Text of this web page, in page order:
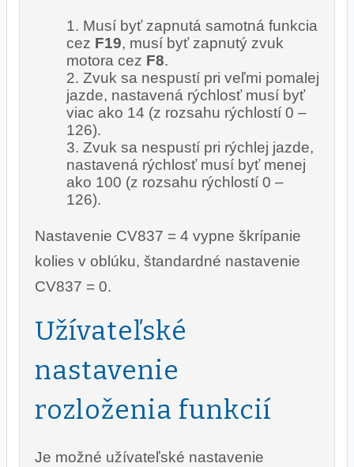
Musí byť zapnutá samotná funkcia
cez F19, musí byť zapnutý zvuk
motora cez F8.
Zvuk sa nespustí pri veľmi pomalej
jazde, nastavená rýchlosť musí byť
viac ako 14 (z rozsahu rýchlostí 0 –
126).
Zvuk sa nespustí pri rýchlej jazde,
nastavená rýchlosť musí byť menej
ako 100 (z rozsahu rýchlostí 0 –
126).
Nastavenie CV837 = 4 vypne škrípanie
kolies v oblúku, štandardné nastavenie
CV837 = 0.
Užívateľské
nastavenie
rozloženia funkcií
Je možné užívateľské nastavenie